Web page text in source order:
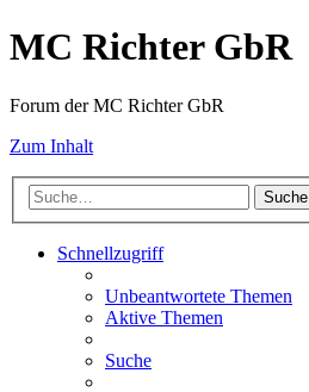
MC Richter GbR
Forum der MC Richter GbR
Zum Inhalt
Suche
Schnellzugriff
Unbeantwortete Themen
Aktive Themen
Suche